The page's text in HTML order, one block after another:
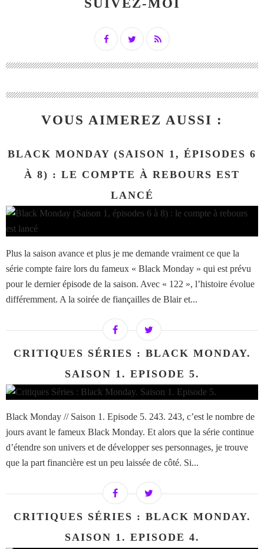
SUIVEZ-MOI
VOUS AIMEREZ AUSSI :
BLACK MONDAY (SAISON 1, ÉPISODES 6
À 8) : LE COMPTE À REBOURS EST
LANCÉ
Plus la saison avance et plus je me demande vraiment ce que la
série compte faire lors du fameux « Black Monday » qui est prévu
pour le dernier épisode de la saison. Avec « 122 », l’histoire évolue
différemment. A la soirée de fiançailles de Blair et...
CRITIQUES SÉRIES : BLACK MONDAY.
SAISON 1. EPISODE 5.
Black Monday // Saison 1. Episode 5. 243. 243, c’est le nombre de
jours avant le fameux Black Monday. Et alors que la série continue
d’étendre son univers et de développer ses personnages, je trouve
que la part financière est un peu laissée de côté. Si...
CRITIQUES SÉRIES : BLACK MONDAY.
SAISON 1. EPISODE 4.